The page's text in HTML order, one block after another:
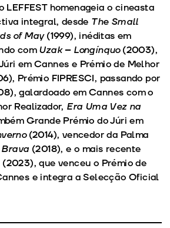
LEFFEST homenageia o cineasta
integral, desde The Small
of May(1999), inéditas em
comUzak – Longínquo(2003),
em Cannes e Prémio de Melhor
Prémio FIPRESCI, passando por
galardoado em Cannes com o
Realizador, Era Uma Vez na
Grande Prémio do Júri em
(2014), vencedor da Palma
(2018), e o mais recente
(2023), que venceu o Prémio de
e integra a Selecção Oficial